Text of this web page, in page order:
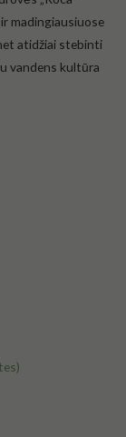
madingiausiuose
atidžiai stebinti
vandens kultūra